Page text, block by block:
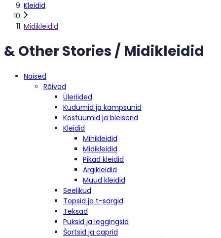
Kleidid
Midikleidid
& Other Stories / Midikleidid
Naised
Rõivad
Üleriided
Kudumid ja kampsunid
Kostüümid ja bleiserid
Kleidid
Minikleidid
Midikleidid
Pikad kleidid
Argikleidid
Muud kleidid
Seelikud
Topsid ja t-särgid
Teksad
Püksid ja leggingsid
Šortsid ja caprid